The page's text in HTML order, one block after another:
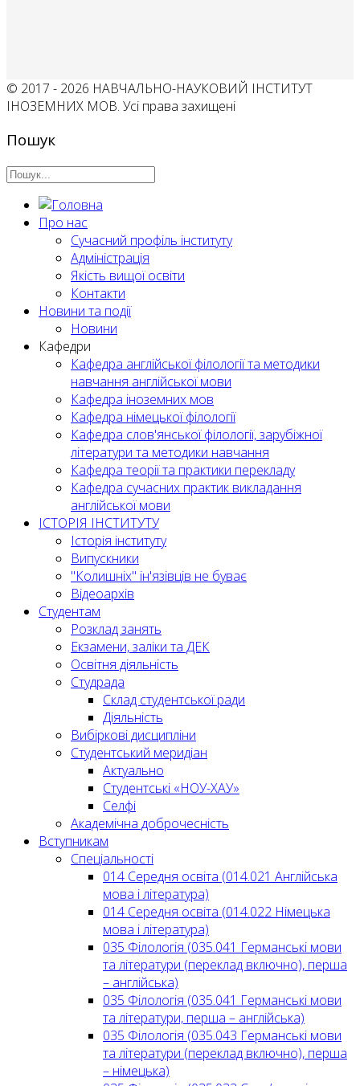
© 2017 - 2026 НАВЧАЛЬНО-НАУКОВИЙ ІНСТИТУТ
ІНОЗЕМНИХ МОВ. Усі права захищені
Пошук
Про нас
Сучасний профіль інституту
Адміністрація
Якість вищої освіти
Контакти
Новини та події
Новини
Кафедри
Кафедра англійської філології та методики
навчання англійської мови
Кафедра іноземних мов
Кафедра німецької філології
Кафедра слов'янської філології, зарубіжної
літератури та методики навчання
Кафедра теорії та практики перекладу
Кафедра сучасних практик викладання
англійської мови
ІСТОРІЯ ІНСТИТУТУ
Історія інституту
Випускники
"Колишніх" ін'язівців не буває
Відеоархів
Студентам
Розклад занять
Екзамени, заліки та ДЕК
Освітня діяльність
Студрада
Склад студентської ради
Діяльність
Вибіркові дисципліни
Студентський меридіан
Актуально
Студентські «НОУ-ХАУ»
Селфі
Академічна доброчесність
Вступникам
Спеціальності
014 Середня освіта (014.021 Англійська
мова і література)
014 Середня освіта (014.022 Німецька
мова і література)
035 Філологія (035.041 Германські мови
та літератури (переклад включно), перша
– англійська)
035 Філологія (035.041 Германські мови
та літератури, перша – англійська)
035 Філологія (035.043 Германські мови
та літератури (переклад включно), перша
– німецька)